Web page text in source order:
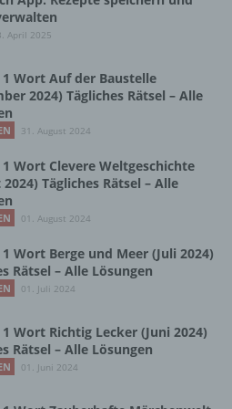
April 2025
Wort Auf der Baustelle
2024) Tägliches Rätsel – Alle
31. August 2024
Wort Clevere Weltgeschichte
Tägliches Rätsel – Alle
01. August 2024
Wort Berge und Meer (Juli 2024)
Rätsel – Alle Lösungen
01. Juli 2024
Wort Richtig Lecker (Juni 2024)
Rätsel – Alle Lösungen
01. Juni 2024
solche Vorgangsreihe im
mit personenbezogenen
das Erfassen, die
Veränderung, das
die Verwendung,
Übermittlung,
eine andere Form der
Abgleich oder die
Einschränkung, das
Vernichtung.
der Verarbeitung
Verarbeitung ist die
Daten mit dem Ziel, ihre
einzuschränken.